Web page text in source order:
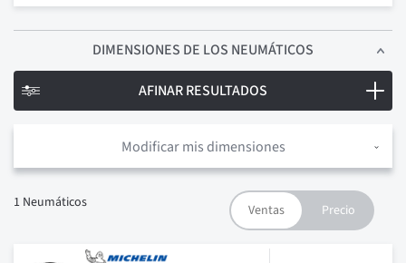
DIMENSIONES DE LOS NEUMÁTICOS
Modificar mis dimensiones
1 Neumáticos
AFINAR RESULTADOS